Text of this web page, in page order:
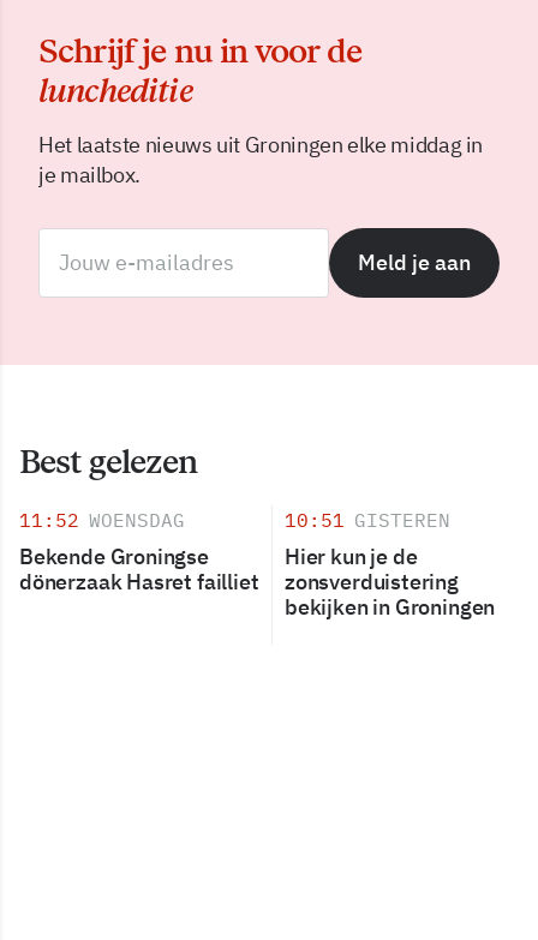
Schrijf je nu in voor de
luncheditie
Het laatste nieuws uit Groningen elke middag in
je mailbox.
Meld je aan
Best gelezen
11:52 WOENSDAG
Bekende Groningse
dönerzaak Hasret failliet
10:51 GISTEREN
Hier kun je de
zonsverduistering
bekijken in Groningen